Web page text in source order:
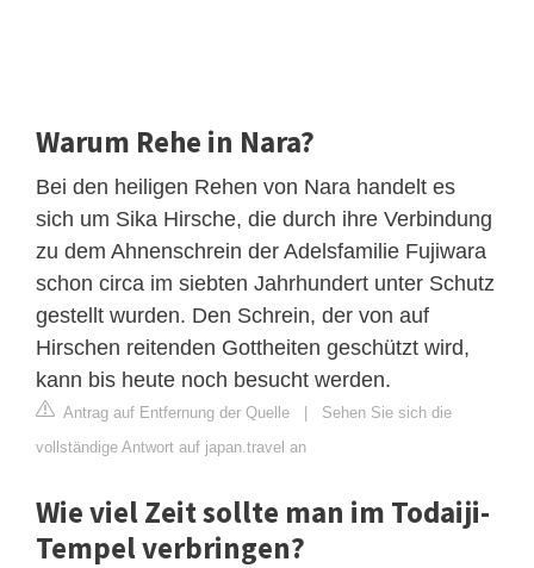
Warum Rehe in Nara?
Bei den heiligen Rehen von Nara handelt es
sich um Sika Hirsche, die durch ihre Verbindung
zu dem Ahnenschrein der Adelsfamilie Fujiwara
schon circa im siebten Jahrhundert unter Schutz
gestellt wurden. Den Schrein, der von auf
Hirschen reitenden Gottheiten geschützt wird,
kann bis heute noch besucht werden.
Antrag auf Entfernung der Quelle | Sehen Sie sich die
vollständige Antwort auf japan.travel an
Wie viel Zeit sollte man im Todaiji-
Tempel verbringen?